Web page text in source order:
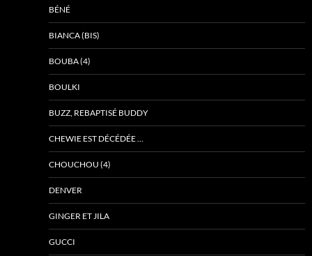
BÉNÉ
BIANCA (BIS)
BOUBA (4)
BOULKI
BUZZ, REBAPTISÉ BUDDY
CHEWIE EST DÉCÉDÉE …
CHOUCHOU (4)
DENVER
GINGER ET JILA
GUCCI